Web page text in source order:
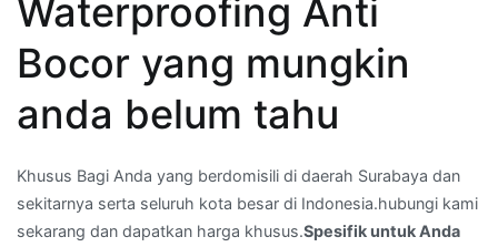
bakar
dan
berdomisili
di
Kota
–
Telepon
Kami
Waterproofing Anti
Bocor yang mungkin
anda belum tahu
Khusus Bagi Anda yang berdomisili di daerah Surabaya dan
sekitarnya serta seluruh kota besar di Indonesia.hubungi kami
sekarang dan dapatkan harga khusus.Spesifik untuk Anda